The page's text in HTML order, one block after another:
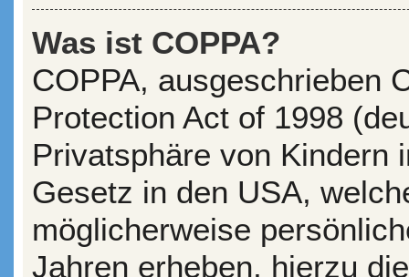
Was ist COPPA?
COPPA, ausgeschrieben
Protection Act of 1998
Privatsphäre von Kindern
Gesetz in den USA,
möglicherweise
Jahren erheben, hierzu